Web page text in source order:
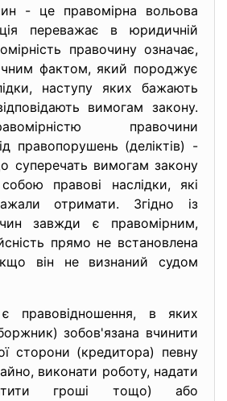
- це правомірна вольова
переважає в юридичній
правочину означає,
фактом, який породжує
наступу яких бажають
вимогам закону.
правочини
правопорушень (деліктів) -
суперечать вимогам закону
правові наслідки, які
отримати. Згідно із
завжди є правомірним,
прямо не встановлена
він не визнаний судом
правовідношення, в яких
зобов'язана вчинити
сторони (кредитора) певну
виконати роботу, надати
гроші тощо) або